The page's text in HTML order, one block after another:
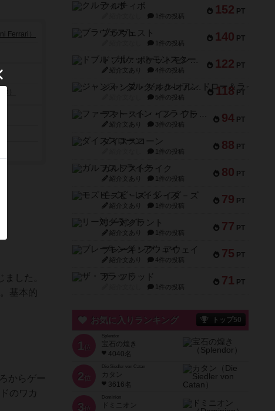
Ferrari）
）
した。
基本的
からゲー
のワカ
152 PT
クルティボ
1件の投稿
140 PT
ブラヴェスト
1件の投稿
122 PT
ドブル：ポケットモンスター
紹介文あり 4件の投稿
118 PT
ジャンヌ・ダルク-オルレアン ドロー＆ライト
5件の投稿
94 PT
ファースト・イン・フライト
紹介文あり 3件の投稿
88 PT
ダイススローン
1件の投稿
80 PT
ガルフストライク
紹介文あり 1件の投稿
79 PT
モズビ－ズ・レイダ－ズ
紹介文あり 1件の投稿
77 PT
リー対グラント
紹介文あり 1件の投稿
75 PT
ブレーキング・アウェイ
紹介文あり 4件の投稿
71 PT
ザ・フラッド
1件の投稿
お気に入りランキング トップ50
1 位
宝石の煌き
4040名
2 位
Die Siedler von Catan
カタン
3616名
3 位
ドミニオン